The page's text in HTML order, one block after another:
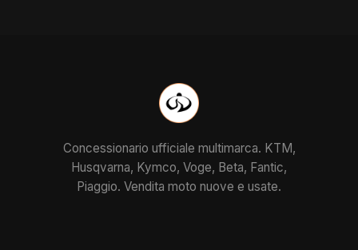
Concessionario ufficiale multimarca. KTM,
Husqvarna, Kymco, Voge, Beta, Fantic,
Piaggio. Vendita moto nuove e usate.